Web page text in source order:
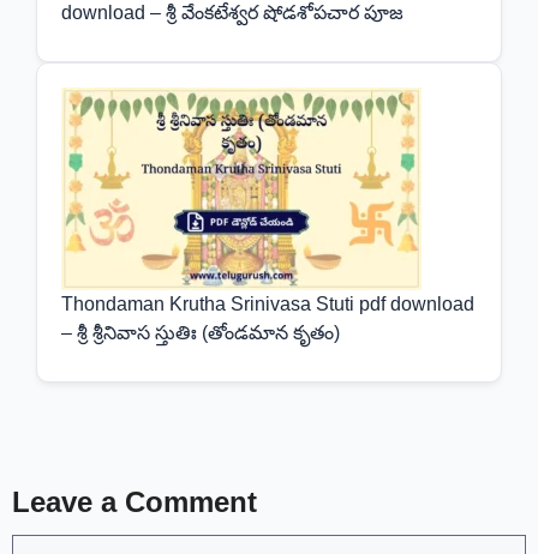
download – శ్రీ వేంకటేశ్వర షోడశోపచార పూజ
Thondaman Krutha Srinivasa Stuti pdf download
– శ్రీ శ్రీనివాస స్తుతిః (తోండమాన కృతం)
Leave a Comment